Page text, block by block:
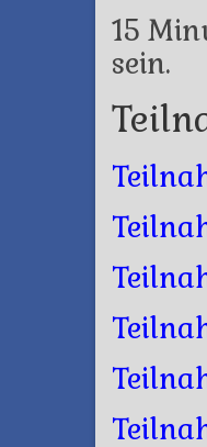
15
sein.